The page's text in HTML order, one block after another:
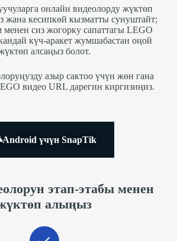
онлайн видеолорду жүктөп
жана кесипкөй кызматты сунуштайт;
менен сиз жогорку сапаттагы LEGO
күч-аракет жумшабастан оңой
алсаңыз болот.
азыр сактоо үчүн жөн гана
видео URL дарегин киргизиңиз.
Android үчүн SnapTik
этап-этабы менен
алыңыз